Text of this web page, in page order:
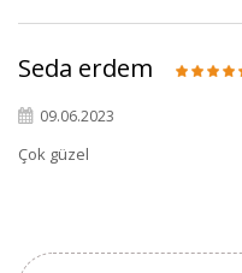
Seda erdem
09.06.2023
Çok güzel
2320,00 TL
2100,00 TL